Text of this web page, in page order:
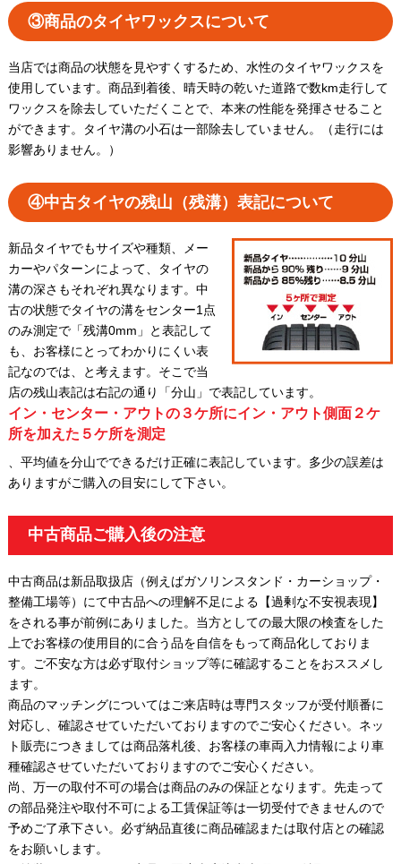
③商品のタイヤワックスについて
当店では商品の状態を見やすくするため、水性のタイヤワックスを
使用しています。商品到着後、晴天時の乾いた道路で数km走行して
ワックスを除去していただくことで、本来の性能を発揮させること
ができます。タイヤ溝の小石は一部除去していません。（走行には
影響ありません。）
④中古タイヤの残山（残溝）表記について
新品タイヤでもサイズや種類、メー
カーやパターンによって、タイヤの
溝の深さもそれぞれ異なります。中
古の状態でタイヤの溝をセンター1点
のみ測定で「残溝0mm」と表記して
も、お客様にとってわかりにくい表
記なのでは、と考えます。そこで当
店の残山表記は右記の通り「分山」で表記しています。
イン・センター・アウトの３ケ所にイン・アウト側面２ケ
所を加えた５ケ所を測定
、平均値を分山でできるだけ正確に表記しています。多少の誤差は
ありますがご購入の目安にして下さい。
中古商品ご購入後の注意
中古商品は新品取扱店（例えばガソリンスタンド・カーショップ・
整備工場等）にて中古品への理解不足による【過剰な不安視表現】
をされる事が前例にありました。当方としての最大限の検査をした
上でお客様の使用目的に合う品を自信をもって商品化しておりま
す。ご不安な方は必ず取付ショップ等に確認することをおススメし
ます。
商品のマッチングについてはご来店時は専門スタッフが受付順番に
対応し、確認させていただいておりますのでご安心ください。ネッ
ト販売につきましては商品落札後、お客様の車両入力情報により車
種確認させていただいておりますのでご安心ください。
尚、万一の取付不可の場合は商品のみの保証となります。先走って
の部品発注や取付不可による工賃保証等は一切受付できませんので
予めご了承下さい。必ず納品直後に商品確認または取付店との確認
をお願いします。